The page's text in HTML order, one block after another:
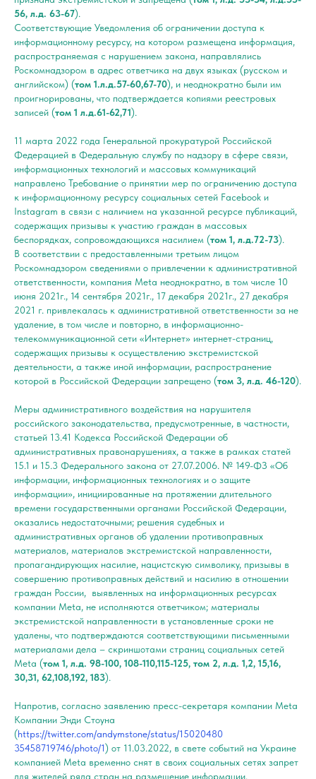
56, л.д. 63-67).
Соответствующие Уведомления об ограничении доступа к
информационному ресурсу, на котором размещена информация,
распространяемая с нарушением закона, направлялись
Роскомнадзором в адрес ответчика на двух языках (русском и
английском) (том 1.л.д.57-60,67-70), и неоднократно были им
проигнорированы, что подтверждается копиями реестровых
записей (том 1 л.д.61-62,71).
11 марта 2022 года Генеральной прокуратурой Российской
Федерацией в Федеральную службу по надзору в сфере связи,
информационных технологий и массовых коммуникаций
направлено Требование о принятии мер по ограничению доступа
к информационному ресурсу социальных сетей Facebook и
Instagram в связи с наличием на указанной ресурсе публикаций,
содержащих призывы к участию граждан в массовых
беспорядках, сопровождающихся насилием (том 1, л.д.72-73).
В соответствии с предоставленными третьим лицом
Роскомнадзором сведениями о привлечении к административной
ответственности, компания Meta неоднократно, в том числе 10
июня 2021г., 14 сентября 2021г., 17 декабря 2021г., 27 декабря
2021 г. привлекалась к административной ответственности за не
удаление, в том числе и повторно, в информационно-
телекоммуникационной сети «Интернет» интернет-страниц,
содержащих призывы к осуществлению экстремистской
деятельности, а также иной информации, распространение
которой в Российской Федерации запрещено (том 3, л.д. 46-120).
Меры административного воздействия на нарушителя
российского законодательства, предусмотренные, в частности,
статьей 13.41 Кодекса Российской Федерации об
административных правонарушениях, а также в рамках статей
15.1 и 15.3 Федерального закона от 27.07.2006. № 149-ФЗ «Об
информации, информационных технологиях и о защите
информации», инициированные на протяжении длительного
времени государственными органами Российской Федерации,
оказались недостаточными; решения судебных и
административных органов об удалении противоправных
материалов, материалов экстремистской направленности,
пропагандирующих насилие, нацистскую символику, призывы в
совершению противоправных действий и насилию в отношении
граждан России, выявленных на информационных ресурсах
компании Meta, не исполняются ответчиком; материалы
экстремистской направленности в установленные сроки не
удалены, что подтверждаются соответствующими письменными
материалами дела – скриншотами страниц социальных сетей
Meta (том 1, л.д. 98-100, 108-110,115-125, том 2, л.д. 1,2, 15,16,
30,31, 62,108,192, 183).
Напротив, согласно заявлению пресс-секретаря компании Meta
Компании Энди Стоуна
(https://twitter.com/andymstone/status/15020480
35458719746/photo/1) от 11.03.2022, в свете событий на Украине
компанией Meta временно снят в своих социальных сетях запрет
для жителей ряда стран на размещение информации,